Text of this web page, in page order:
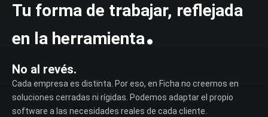
Tu forma de trabajar, reflejada
en la herramienta.
No al revés.
Cada empresa es distinta. Por eso, en Ficha no creemos en
soluciones cerradas ni rígidas. Podemos adaptar el propio
software a las necesidades reales de cada cliente.